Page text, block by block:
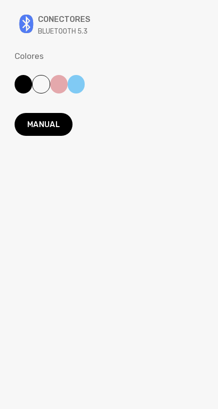
CONECTORES
BLUETOOTH 5.3
Colores
MANUAL